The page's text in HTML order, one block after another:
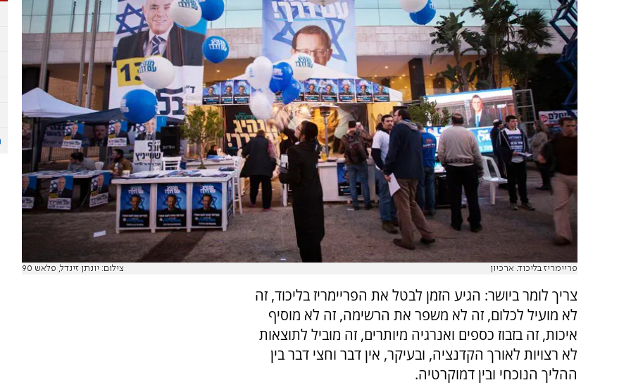
פריימריז בליכוד. ארכיון צילום: יונתן זינדל, פלאש 90
צריך לומר ביושר: הגיע הזמן לבטל את הפריימריז בליכוד, זה
לא מועיל לכלום, זה לא משפר את הרשימה, זה לא מוסיף
איכות, זה בזבוז כספים ואנרגיה מיותרים, זה מוביל לתוצאות
לא רצויות לאורך הקדנציה, ובעיקר, אין דבר וחצי דבר בין
ההליך הנוכחי ובין דמוקרטיה.